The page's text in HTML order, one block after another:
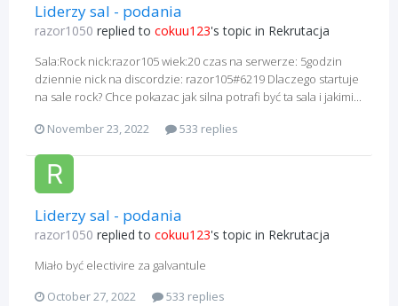
Liderzy sal - podania
razor1050 replied to cokuu123's topic in Rekrutacja
Sala:Rock nick:razor105 wiek:20 czas na serwerze: 5godzin
dziennie nick na discordzie: razor105#6219 Dlaczego startuje
na sale rock? Chce pokazac jak silna potrafi być ta sala i jakimi...
November 23, 2022
533 replies
Liderzy sal - podania
razor1050 replied to cokuu123's topic in Rekrutacja
Miało być electivire za galvantule
October 27, 2022
533 replies